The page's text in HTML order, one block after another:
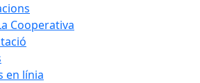
Cooperativa
en línia